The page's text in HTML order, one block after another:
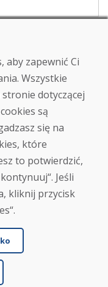
aby zapewnić Ci
Wszystkie
dotyczącej
są
się na
które
to potwierdzić,
Jeśli
kliknij przycisk